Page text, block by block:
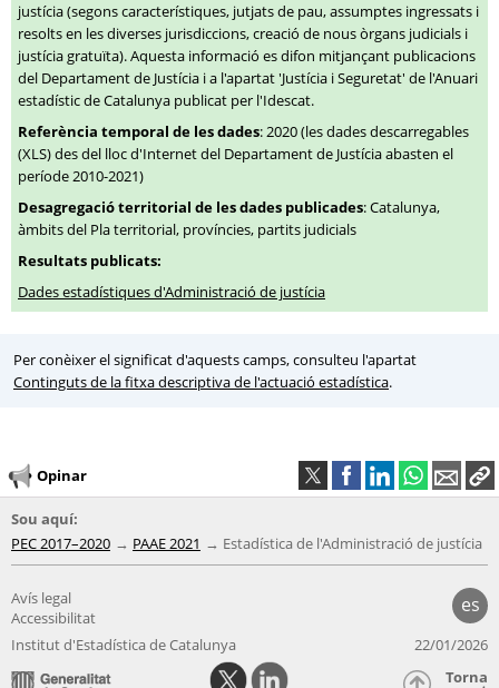
justícia (segons característiques, jutjats de pau, assumptes ingressats i
resolts en les diverses jurisdiccions, creació de nous òrgans judicials i
justícia gratuïta). Aquesta informació es difon mitjançant publicacions
del Departament de Justícia i a l'apartat 'Justícia i Seguretat' de l'Anuari
estadístic de Catalunya publicat per l'Idescat.
Referència temporal de les dades: 2020 (les dades descarregables
(XLS) des del lloc d'Internet del Departament de Justícia abasten el
període 2010-2021)
Desagregació territorial de les dades publicades: Catalunya,
àmbits del Pla territorial, províncies, partits judicials
Resultats publicats:
Dades estadístiques d'Administració de justícia
Per conèixer el significat d'aquests camps, consulteu l'apartat
Continguts de la fitxa descriptiva de l'actuació estadística.
Opinar
Sou aquí:
PEC 2017–2020
PAAE 2021 Estadística de l'Administració de justícia
es
Avís legal
Accessibilitat
Institut d'Estadística de Catalunya
22/01/2026
Torna